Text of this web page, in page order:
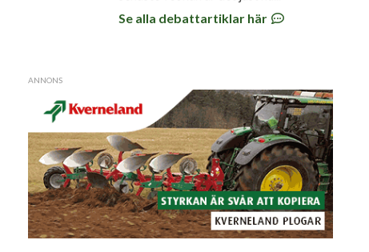
Se alla debattartiklar här
ANNONS